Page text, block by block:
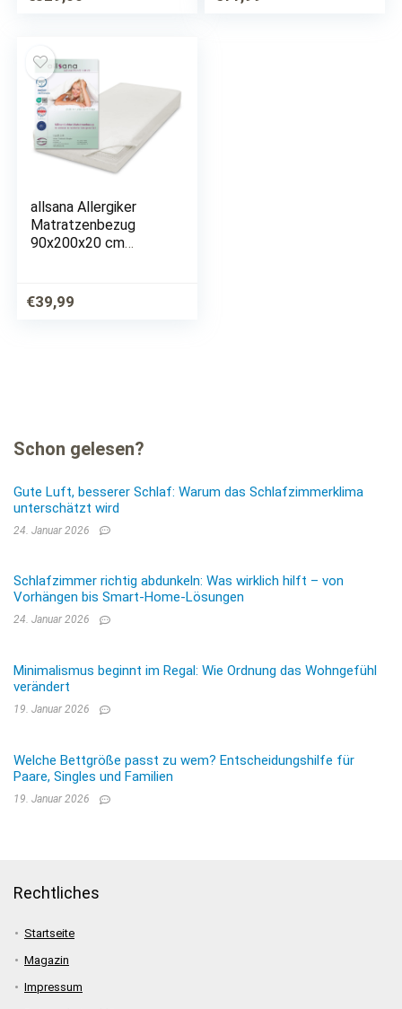
Hausstauballergiker
allsana Allergiker
Matratzenbezug
90x200x20 cm
Milbenschutz für
Hausstauballergiker
€39,99
Schon gelesen?
Gute Luft, besserer Schlaf: Warum das Schlafzimmerklima
unterschätzt wird
24. Januar 2026
Schlafzimmer richtig abdunkeln: Was wirklich hilft – von
Vorhängen bis Smart-Home-Lösungen
24. Januar 2026
Minimalismus beginnt im Regal: Wie Ordnung das Wohngefühl
verändert
19. Januar 2026
Welche Bettgröße passt zu wem? Entscheidungshilfe für
Paare, Singles und Familien
19. Januar 2026
Rechtliches
Startseite
Magazin
Impressum